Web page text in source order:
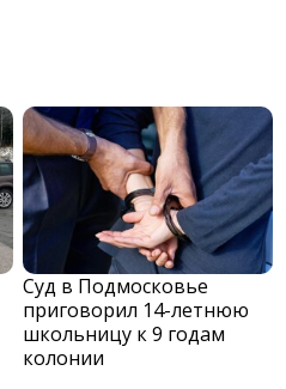
Суд в Подмосковье
приговорил 14-летнюю
школьницу к 9 годам
колонии